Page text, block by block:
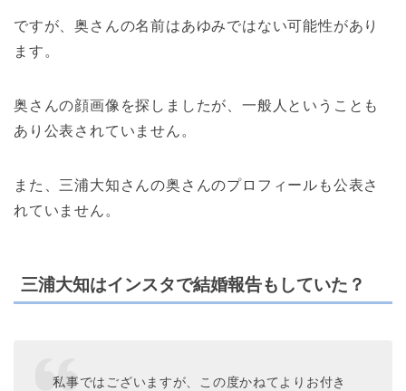
ですが、奥さんの名前はあゆみではない可能性があり
ます。
奥さんの顔画像を探しましたが、一般人ということも
あり公表されていません。
また、三浦大知さんの奥さんのプロフィールも公表さ
れていません。
三浦大知はインスタで結婚報告もしていた？
私事ではございますが、この度かねてよりお付き